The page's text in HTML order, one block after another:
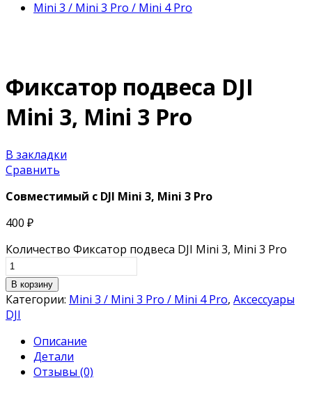
Mini 3 / Mini 3 Pro / Mini 4 Pro
Фиксатор подвеса DJI
Mini 3, Mini 3 Pro
В закладки
Сравнить
Совместимый с DJI Mini 3, Mini 3 Pro
400 ₽
Количество Фиксатор подвеса DJI Mini 3, Mini 3 Pro
В корзину
Категории: Mini 3 / Mini 3 Pro / Mini 4 Pro, Аксессуары
DJI
Описание
Детали
Отзывы (0)